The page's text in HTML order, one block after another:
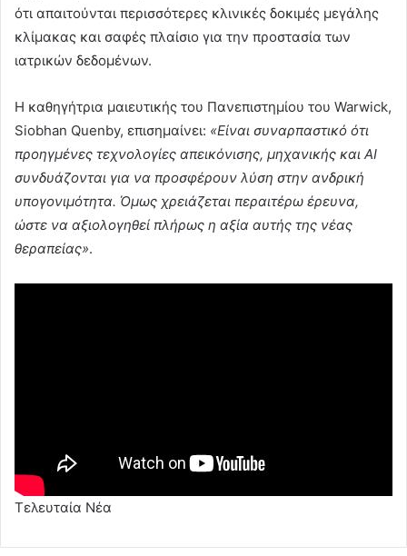
ότι απαιτούνται περισσότερες κλινικές δοκιμές μεγάλης
κλίμακας και σαφές πλαίσιο για την προστασία των
ιατρικών δεδομένων.
Η καθηγήτρια μαιευτικής του Πανεπιστημίου του Warwick,
Siobhan Quenby, επισημαίνει: «Είναι συναρπαστικό ότι
προηγμένες τεχνολογίες απεικόνισης, μηχανικής και AI
συνδυάζονται για να προσφέρουν λύση στην ανδρική
υπογονιμότητα. Όμως χρειάζεται περαιτέρω έρευνα,
ώστε να αξιολογηθεί πλήρως η αξία αυτής της νέας
θεραπείας».
Τελευταία Νέα